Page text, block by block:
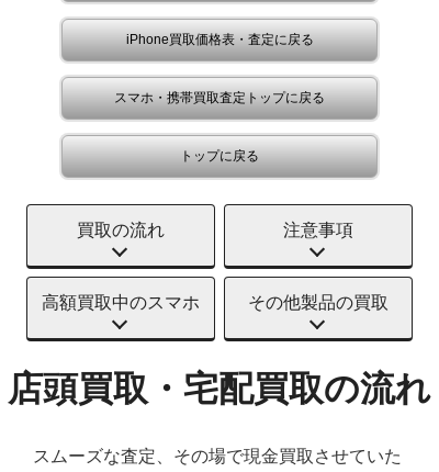
iPhone買取価格表・査定に戻る
スマホ・携帯買取査定トップに戻る
トップに戻る
買取の流れ 注意事項
高額買取中のスマホ その他製品の買取
店頭買取・宅配買取の流れ
スムーズな査定、その場で現金買取させていた